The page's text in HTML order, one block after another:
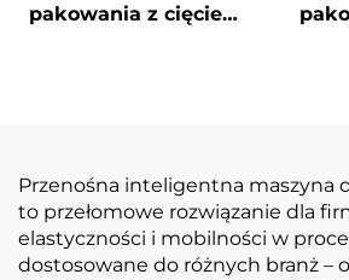
pakowania z cięciem
Przenośna inteligentna maszyna
to przełomowe rozwiązanie dla
elastyczności i mobilności w
dostosowane do różnych branż –